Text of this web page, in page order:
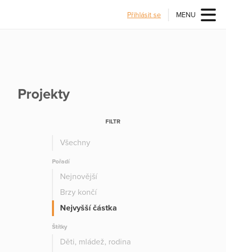
Přihlásit se MENU
Projekty
FILTR
Všechny
Pořadí
Nejnovější
Brzy končí
Nejvyšší částka
Štítky
Děti, mládež, rodina